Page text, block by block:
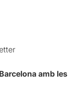
amb les